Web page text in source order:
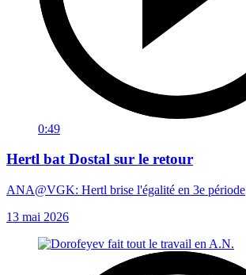
0:49
Hertl bat Dostal sur le retour
ANA@VGK: Hertl brise l'égalité en 3e période
13 mai 2026